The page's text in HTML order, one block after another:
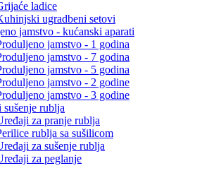
ladice
ugradbeni setovi
jamstvo - kućanski aparati
jamstvo - 1 godina
jamstvo - 7 godina
jamstvo - 5 godina
jamstvo - 2 godine
jamstvo - 3 godine
sušenje rublja
za pranje rublja
rublja sa sušilicom
za sušenje rublja
za peglanje